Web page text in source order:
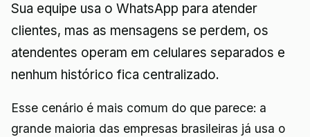
Sua equipe usa o WhatsApp para atender
clientes, mas as mensagens se perdem, os
atendentes operam em celulares separados e
nenhum histórico fica centralizado.
Esse cenário é mais comum do que parece: a
grande maioria das empresas brasileiras já usa o